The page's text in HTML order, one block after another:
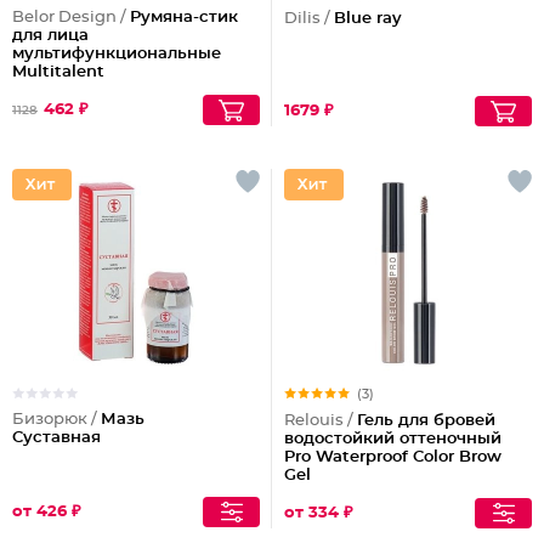
Belor Design / Румяна-стик
для лица
мультифункциональные
Multitalent
1128 462 ₽
Dilis / Blue ray
1679 ₽
Бизорюк / Мазь
Суставная
от 426 ₽
(3)
Relouis / Гель для бровей
водостойкий оттеночный
Pro Waterproof Color Brow
Gel
от 334 ₽